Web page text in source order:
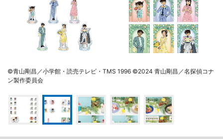
©青山剛昌／小学館・読売テレビ・TMS 1996 ©2024 青山剛昌／名探偵コナ
ン製作委員会